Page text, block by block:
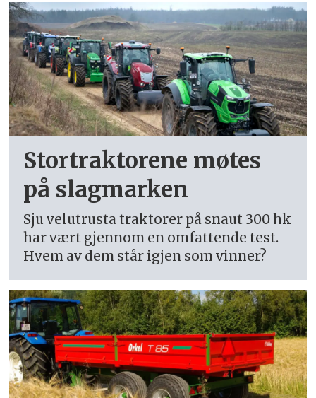
Stortraktorene møtes
på slagmarken
Sju velutrusta traktorer på snaut 300 hk
har vært gjennom en omfattende test.
Hvem av dem står igjen som vinner?